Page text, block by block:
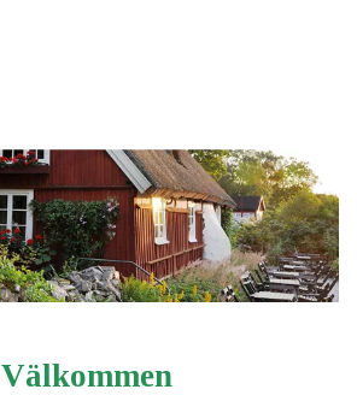
Välkommen